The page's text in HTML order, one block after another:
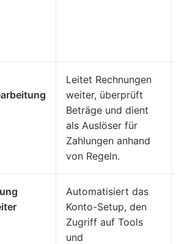
Leitet Rechnungen
weiter, überprüft
Beträge und dient
als Auslöser für
Zahlungen anhand
von Regeln.
Automatisiert das
Konto-Setup, den
Zugriff auf Tools
und